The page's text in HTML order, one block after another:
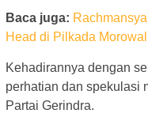
Baca juga:
Head di Pilkada
Kehadirannya dengan
perhatian dan spekulasi
Partai Gerindra.